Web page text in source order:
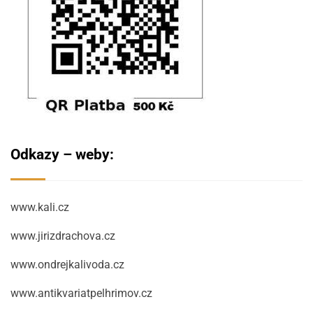
Odkazy – weby:
www.kali.cz
www.jirizdrachova.cz
www.ondrejkalivoda.cz
www.antikvariatpelhrimov.cz